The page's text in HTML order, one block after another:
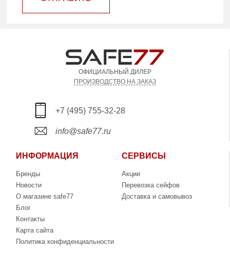
ОФИЦИАЛЬНЫЙ ДИЛЕР
ПРОИЗВОДСТВО НА ЗАКАЗ
+7 (495) 755-32-28
info@safe77.ru
ИНФОРМАЦИЯ
Бренды
Новости
О магазине safe77
Блог
Контакты
Карта сайта
Политика конфиденциальности
СЕРВИСЫ
Акции
Перевозка сейфов
Доставка и самовывоз